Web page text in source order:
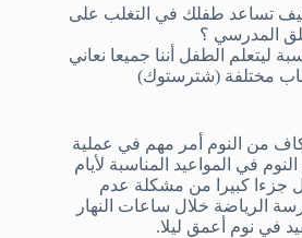
ليتعلم الطفل أننا جميعا نعاني
مختلفة (شترستوك)
من النوم أمر مهم في عملية
في المواعيد المناسبة لأيام
جزءا كبيرا من مشكلة عدم
الرياضة خلال ساعات النهار
في نوم أعمق ليلا.